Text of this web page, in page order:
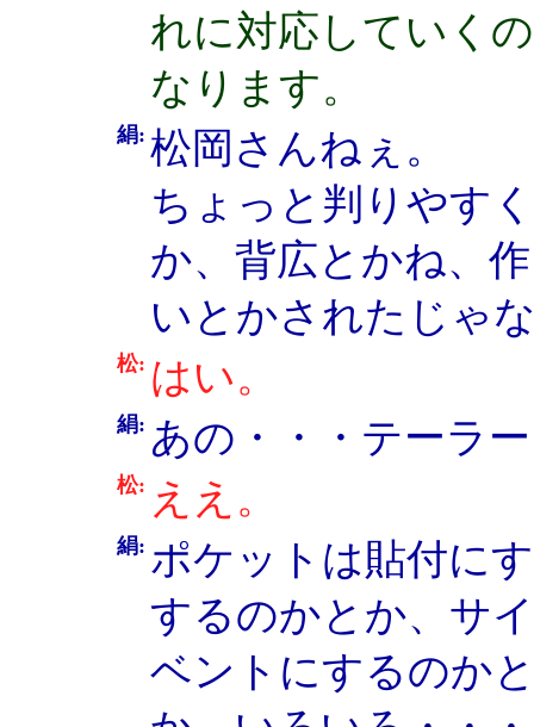
れに対応していく
なります。
絹: 松岡さんねぇ。
ちょっと判りやす
か、背広とかね、
いとかされたじゃ
松: はい。
絹: あの・・・テーラ
松: ええ。
絹: ポケットは貼付に
するのかとか、サ
ベントにするのか